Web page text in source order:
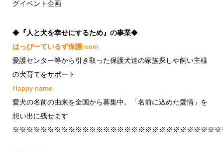
グイベント企画
◆『人と犬を幸せにするため』の事業◆
はっぴーているず保護room
愛護センター等から引き取った保護犬達の家族探しや飼い主様
の犬育てをサポート
Happy name
愛犬の名前の由来を全国から募集中。「名前に込めた愛情」を
想い出に残せます